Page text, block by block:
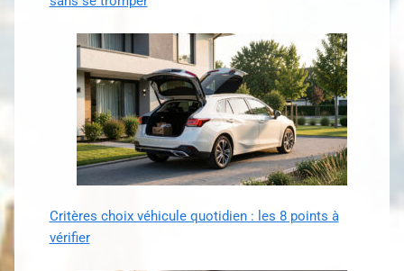
Critères choix véhicule quotidien : les 8 points à
vérifier